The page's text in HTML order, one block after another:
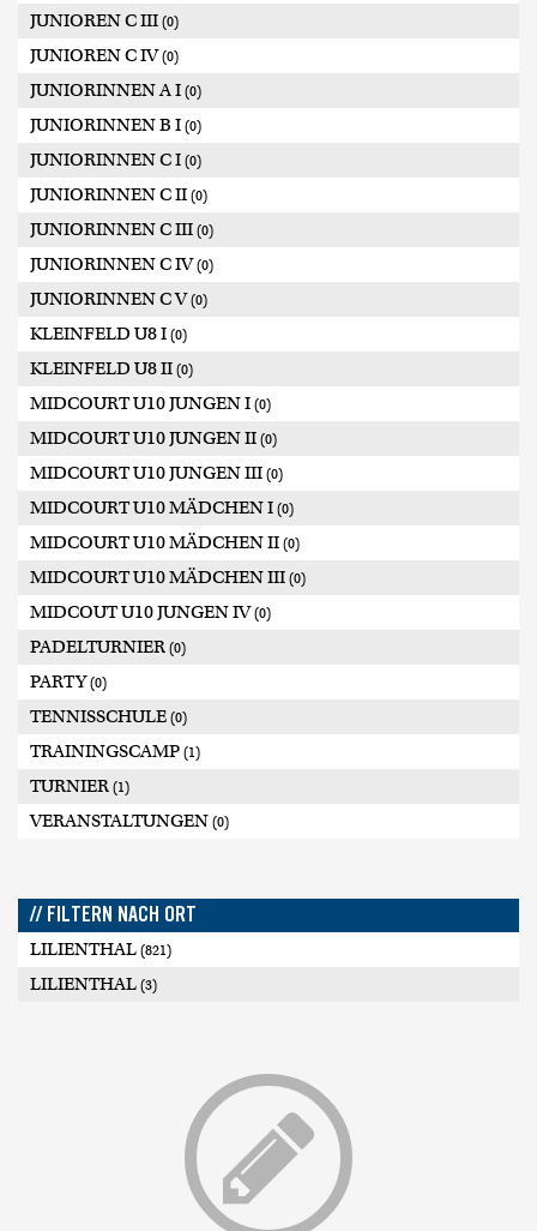
JUNIOREN C III (0)
JUNIOREN C IV(0)
JUNIORINNEN A I (0)
JUNIORINNEN B I (0)
JUNIORINNEN C I (0)
JUNIORINNEN C II (0)
JUNIORINNEN C III (0)
JUNIORINNEN C IV(0)
JUNIORINNEN C V(0)
KLEINFELD U8 I (0)
KLEINFELD U8 II (0)
MIDCOURT U10 JUNGEN I (0)
MIDCOURT U10 JUNGEN II (0)
MIDCOURT U10 JUNGEN III (0)
MIDCOURT U10 MÄDCHEN I (0)
MIDCOURT U10 MÄDCHEN II (0)
MIDCOURT U10 MÄDCHEN III (0)
MIDCOUT U10 JUNGEN IV(0)
PADELTURNIER (0)
PARTY(0)
TENNISSCHULE (0)
TRAININGSCAMP (1)
TURNIER (1)
VERANSTALTUNGEN (0)
// FILTERN NACH ORT
LILIENTHAL (821)
LILIENTHAL (3)